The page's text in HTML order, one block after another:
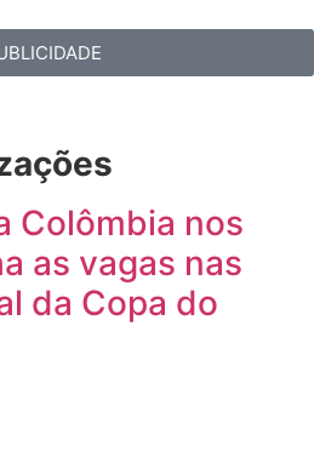
Colômbia nos
as vagas nas
da Copa do